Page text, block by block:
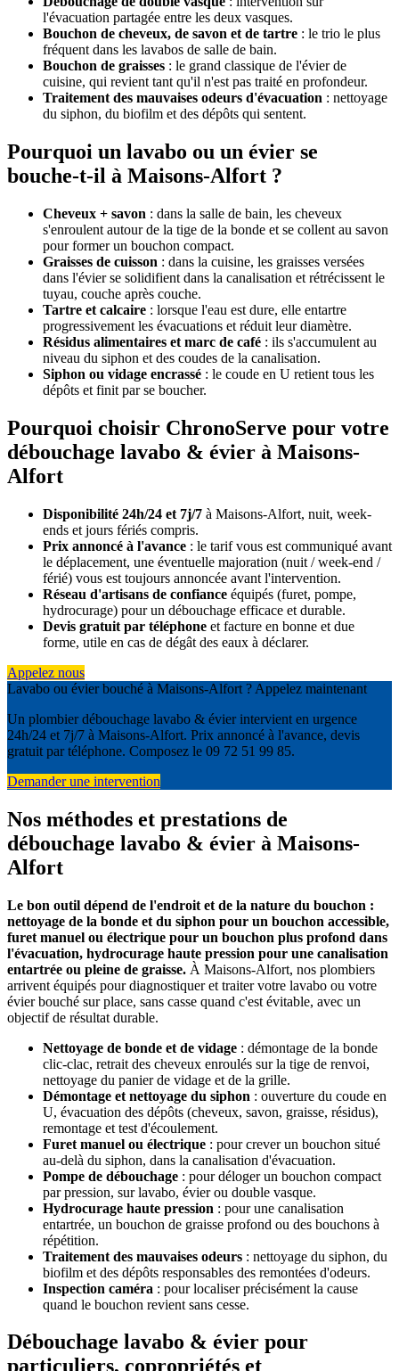
l'évacuation partagée entre les deux vasques.
Bouchon de cheveux, de savon et de tartre : le trio le plus
fréquent dans les lavabos de salle de bain.
Bouchon de graisses : le grand classique de l'évier de
cuisine, qui revient tant qu'il n'est pas traité en profondeur.
Traitement des mauvaises odeurs d'évacuation : nettoyage
du siphon, du biofilm et des dépôts qui sentent.
Pourquoi un lavabo ou un évier se
bouche-t-il à Maisons-Alfort ?
Cheveux + savon : dans la salle de bain, les cheveux
s'enroulent autour de la tige de la bonde et se collent au savon
pour former un bouchon compact.
Graisses de cuisson : dans la cuisine, les graisses versées
dans l'évier se solidifient dans la canalisation et rétrécissent le
tuyau, couche après couche.
Tartre et calcaire : lorsque l'eau est dure, elle entartre
progressivement les évacuations et réduit leur diamètre.
Résidus alimentaires et marc de café : ils s'accumulent au
niveau du siphon et des coudes de la canalisation.
Siphon ou vidage encrassé : le coude en U retient tous les
dépôts et finit par se boucher.
Pourquoi choisir ChronoServe pour votre
débouchage lavabo & évier à Maisons-
Alfort
Disponibilité 24h/24 et 7j/7 à Maisons-Alfort, nuit, week-
ends et jours fériés compris.
Prix annoncé à l'avance : le tarif vous est communiqué avant
le déplacement, une éventuelle majoration (nuit / week-end /
férié) vous est toujours annoncée avant l'intervention.
Réseau d'artisans de confiance équipés (furet, pompe,
hydrocurage) pour un débouchage efficace et durable.
Devis gratuit par téléphone et facture en bonne et due
forme, utile en cas de dégât des eaux à déclarer.
Appelez nous
Lavabo ou évier bouché à Maisons-Alfort ? Appelez maintenant
Un plombier débouchage lavabo & évier intervient en urgence
24h/24 et 7j/7 à Maisons-Alfort. Prix annoncé à l'avance, devis
gratuit par téléphone. Composez le 09 72 51 99 85.
Demander une intervention
Nos méthodes et prestations de
débouchage lavabo & évier à Maisons-
Alfort
Le bon outil dépend de l'endroit et de la nature du bouchon :
nettoyage de la bonde et du siphon pour un bouchon accessible,
furet manuel ou électrique pour un bouchon plus profond dans
l'évacuation, hydrocurage haute pression pour une canalisation
entartrée ou pleine de graisse. À Maisons-Alfort, nos plombiers
arrivent équipés pour diagnostiquer et traiter votre lavabo ou votre
évier bouché sur place, sans casse quand c'est évitable, avec un
objectif de résultat durable.
Nettoyage de bonde et de vidage : démontage de la bonde
clic-clac, retrait des cheveux enroulés sur la tige de renvoi,
nettoyage du panier de vidage et de la grille.
Démontage et nettoyage du siphon : ouverture du coude en
U, évacuation des dépôts (cheveux, savon, graisse, résidus),
remontage et test d'écoulement.
Furet manuel ou électrique : pour crever un bouchon situé
au-delà du siphon, dans la canalisation d'évacuation.
Pompe de débouchage : pour déloger un bouchon compact
par pression, sur lavabo, évier ou double vasque.
Hydrocurage haute pression : pour une canalisation
entartrée, un bouchon de graisse profond ou des bouchons à
répétition.
Traitement des mauvaises odeurs : nettoyage du siphon, du
biofilm et des dépôts responsables des remontées d'odeurs.
Inspection caméra : pour localiser précisément la cause
quand le bouchon revient sans cesse.
Débouchage lavabo & évier pour
particuliers, copropriétés et